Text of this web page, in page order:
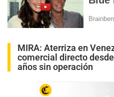
MIRA: Aterriza en
comercial directo
años sin operación